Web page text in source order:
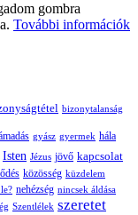
gombra
További információk
bizonytalanság
gyász gyermek hála
Isten Jézus jövő kapcsolat
közösség küzdelem
nehézség nincsek áldása
Szentlélek szeretet